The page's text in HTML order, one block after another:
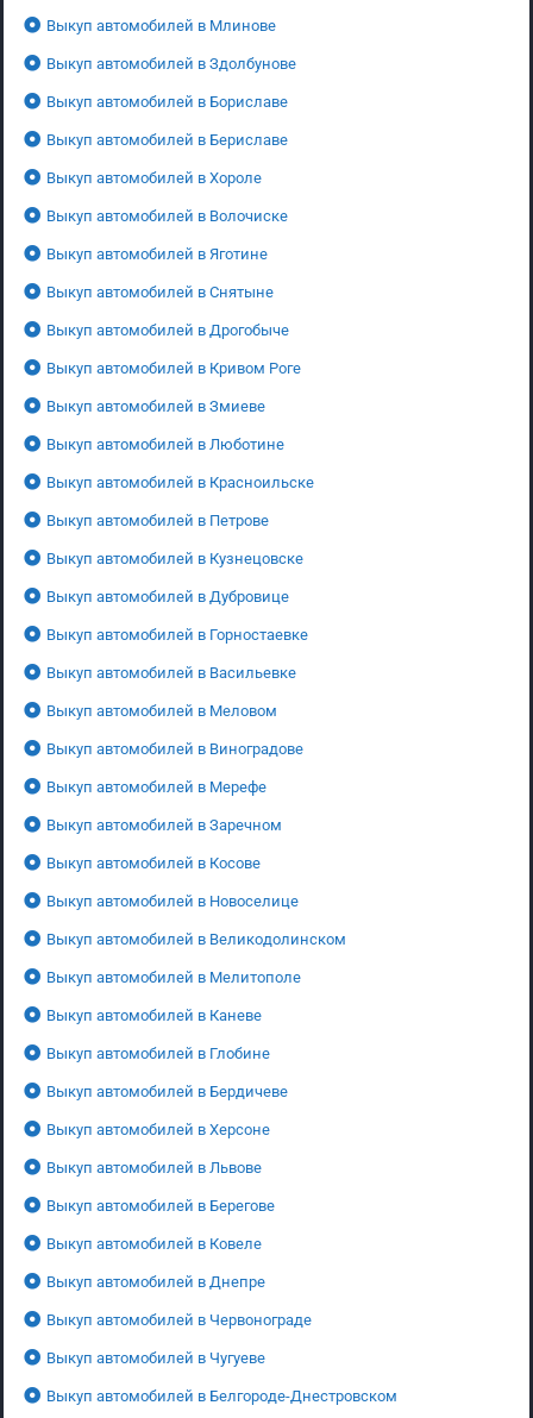
Выкуп автомобилей в Млинове
Выкуп автомобилей в Здолбунове
Выкуп автомобилей в Бориславе
Выкуп автомобилей в Бериславе
Выкуп автомобилей в Хороле
Выкуп автомобилей в Волочиске
Выкуп автомобилей в Яготине
Выкуп автомобилей в Снятыне
Выкуп автомобилей в Дрогобыче
Выкуп автомобилей в Кривом Роге
Выкуп автомобилей в Змиеве
Выкуп автомобилей в Люботине
Выкуп автомобилей в Красноильске
Выкуп автомобилей в Петрове
Выкуп автомобилей в Кузнецовске
Выкуп автомобилей в Дубровице
Выкуп автомобилей в Горностаевке
Выкуп автомобилей в Васильевке
Выкуп автомобилей в Меловом
Выкуп автомобилей в Виноградове
Выкуп автомобилей в Мерефе
Выкуп автомобилей в Заречном
Выкуп автомобилей в Косове
Выкуп автомобилей в Новоселице
Выкуп автомобилей в Великодолинском
Выкуп автомобилей в Мелитополе
Выкуп автомобилей в Каневе
Выкуп автомобилей в Глобине
Выкуп автомобилей в Бердичеве
Выкуп автомобилей в Херсоне
Выкуп автомобилей в Львове
Выкуп автомобилей в Берегове
Выкуп автомобилей в Ковеле
Выкуп автомобилей в Днепре
Выкуп автомобилей в Червонограде
Выкуп автомобилей в Чугуеве
Выкуп автомобилей в Белгороде-Днестровском